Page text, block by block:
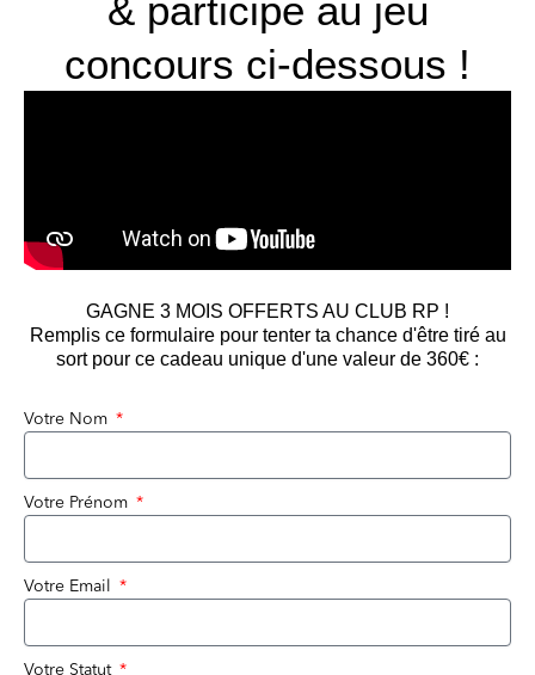
& participe au jeu
concours ci-dessous !
GAGNE 3 MOIS OFFERTS AU CLUB RP !
Remplis ce formulaire pour tenter ta chance d'être tiré au
sort pour ce cadeau unique d'une valeur de 360€ :
Votre Nom
Votre Prénom
Votre Email
Votre Statut